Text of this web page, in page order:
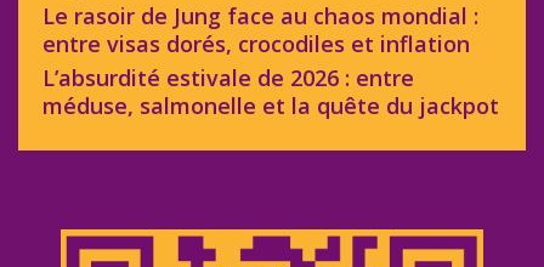
Le rasoir de Jung face au chaos mondial :
entre visas dorés, crocodiles et inflation
L’absurdité estivale de 2026 : entre
méduse, salmonelle et la quête du jackpot